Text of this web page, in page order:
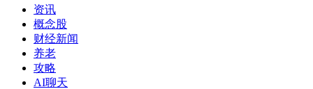
资讯
概念股
财经新闻
养老
攻略
AI聊天